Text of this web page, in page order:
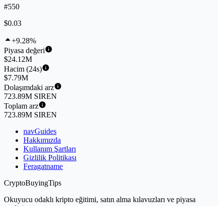
#550
$0.03
+9.28%
Piyasa değeri
$24.12M
Hacim (24s)
$7.79M
Dolaşımdaki arz
723.89M SIREN
Toplam arz
723.89M SIREN
navGuides
Hakkımızda
Kullanım Şartları
Gizlilik Politikası
Feragatname
CryptoBuyingTips
Okuyucu odaklı kripto eğitimi, satın alma kılavuzları ve piyasa